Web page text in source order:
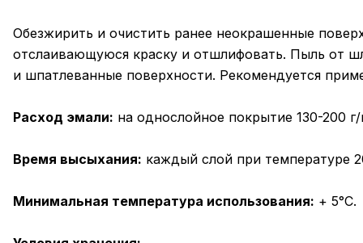
Обезжирить и очистить ранее неокрашенные
отслаивающуюся краску и отшлифовать. Пыль от
и шпатлеванные поверхности. Рекомендуется
Расход эмали: на однослойное покрытие 130-200
Время высыхания: каждый слой при температуре
Минимальная температура использования: + 5°С.